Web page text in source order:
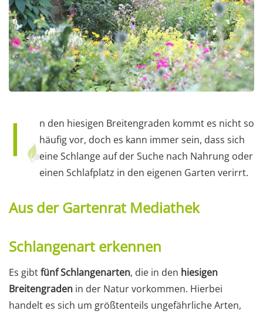
I
n den hiesigen Breitengraden kommt es nicht so
häufig vor, doch es kann immer sein, dass sich
eine Schlange auf der Suche nach Nahrung oder
einen Schlafplatz in den eigenen Garten verirrt.
Aus der Gartenrat Mediathek
Schlangenart erkennen
Es gibtfünf Schlangenarten, die in den hiesigen
Breitengraden in der Natur vorkommen. Hierbei
handelt es sich um größtenteils ungefährliche Arten,